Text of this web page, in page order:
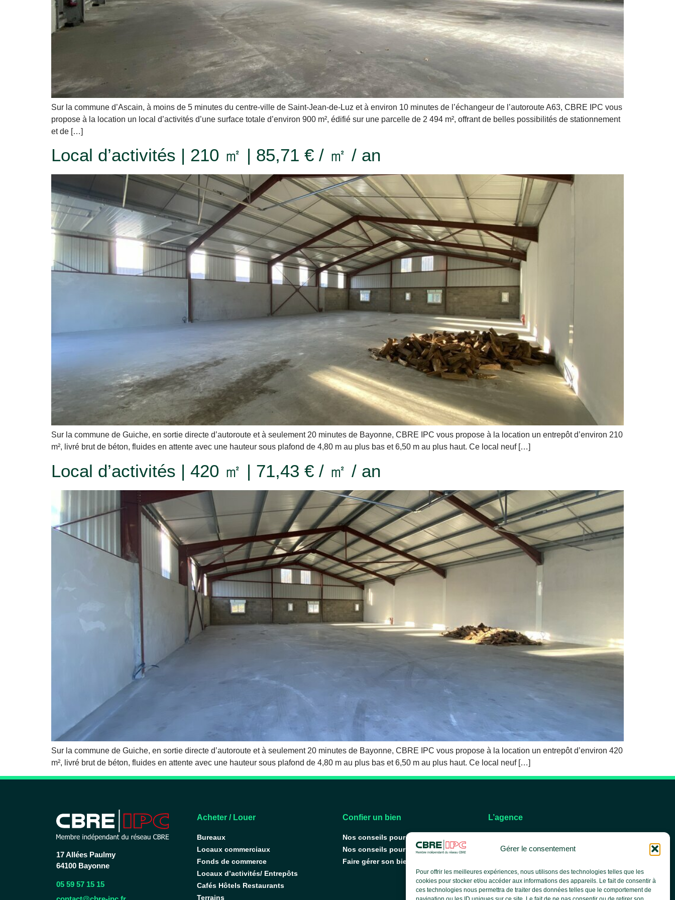
Gérer le consentement
Pour offrir les meilleures expériences, nous utilisons des technologies telles que les
cookies pour stocker et/ou accéder aux informations des appareils. Le fait de consentir à
ces technologies nous permettra de traiter des données telles que le comportement de
Sur la commune d’Ascain, à moins de 5 minutes du centre-ville de Saint-Jean-de-Luz et à environ 10 minutes de l’échangeur de l’autoroute A63, CBRE IPC vous
propose à la location un local d’activités d’une surface totale d’environ 900 m², édifié sur une parcelle de 2 494 m², offrant de belles possibilités de stationnement
et de […]
Local d’activités | 210 ㎡ | 85,71 € / ㎡ / an
Sur la commune de Guiche, en sortie directe d’autoroute et à seulement 20 minutes de Bayonne, CBRE IPC vous propose à la location un entrepôt d’environ 210
m², livré brut de béton, fluides en attente avec une hauteur sous plafond de 4,80 m au plus bas et 6,50 m au plus haut. Ce local neuf […]
Local d’activités | 420 ㎡ | 71,43 € / ㎡ / an
Sur la commune de Guiche, en sortie directe d’autoroute et à seulement 20 minutes de Bayonne, CBRE IPC vous propose à la location un entrepôt d’environ 420
m², livré brut de béton, fluides en attente avec une hauteur sous plafond de 4,80 m au plus bas et 6,50 m au plus haut. Ce local neuf […]
17 Allées Paulmy
64100 Bayonne
05 59 57 15 15
Acheter / Louer
Bureaux
Locaux commerciaux
Fonds de commerce
Locaux d’activités/ Entrepôts
Cafés Hôtels Restaurants
Terrains
Confier un bien
Nos conseils pour vendre
Nos conseils pour louer
Faire gérer son bien
L’agence
Nos services
Le groupe CBRE
Actualités